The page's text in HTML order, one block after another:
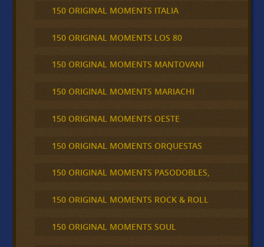
150 ORIGINAL MOMENTS ITALIA
150 ORIGINAL MOMENTS LOS 80
150 ORIGINAL MOMENTS MANTOVANI
150 ORIGINAL MOMENTS MARIACHI
150 ORIGINAL MOMENTS OESTE
150 ORIGINAL MOMENTS ORQUESTAS
150 ORIGINAL MOMENTS PASODOBLES,
150 ORIGINAL MOMENTS ROCK & ROLL
150 ORIGINAL MOMENTS SOUL